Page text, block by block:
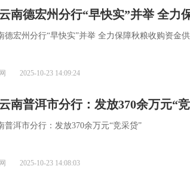
南德宏州分行“早快实”并举 全力
德宏州分行“早快实”并举 全力保障秋粮收购资金
2025-10-23 14:09:24
南普洱市分行：发放370余万元“
普洱市分行：发放370余万元“竞采贷”
2025-10-23 14:08:03